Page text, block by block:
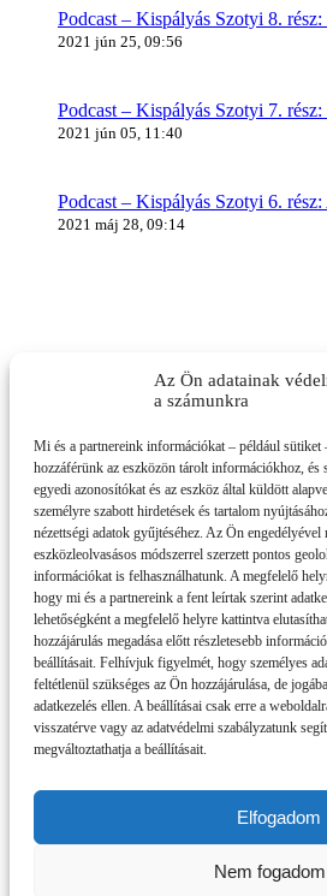
Az Ön adatainak
a számunkra
Mi és a partnereink információkat – például
hozzáférünk az eszközön tárolt információkhoz, és
egyedi azonosítókat és az eszköz által küldött
személyre szabott hirdetések és tartalom
nézettségi adatok gyűjtéséhez. Az Ön engedélyével
eszközleolvasásos módszerrel szerzett pontos
információkat is felhasználhatunk. A megfelelő
hogy mi és a partnereink a fent leírtak szerint
lehetőségként a megfelelő helyre kattintva
hozzájárulás megadása előtt részletesebb
beállításait. Felhívjuk figyelmét, hogy személyes
feltétlenül szükséges az Ön hozzájárulása, de
adatkezelés ellen. A beállításai csak erre a
visszatérve vagy az adatvédelmi szabályzatunk
megváltoztathatja a beállításait.
Elfogadom
Nem
Podcast – Kispályás Szotyi 8.
2021 jún 25, 09:56
Podcast – Kispályás Szotyi 7.
2021 jún 05, 11:40
Podcast – Kispályás Szotyi 6.
2021 máj 28, 09:14